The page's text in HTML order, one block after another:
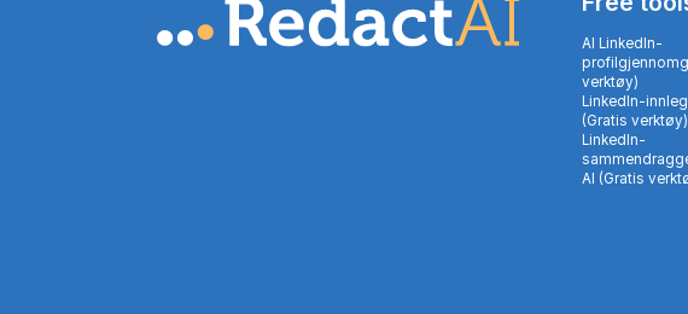
AI LinkedIn-
verktøy)
LinkedIn-
(Gratis verktøy)
LinkedIn-
AI (Gratis